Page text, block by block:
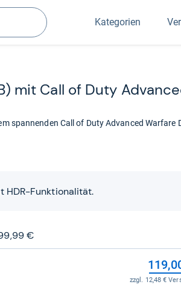
Suchen
Kategorien
mit Call of Duty
spannenden Call of Duty Advanced Warfare
HDR-Funktionalität.
€
zzgl. 12,48 €